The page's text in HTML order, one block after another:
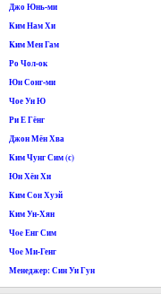
Джо Юнь-ми
Ким Нам Хи
Kим Мен Гам
Ро Чол-ок
Юн Сонг-ми
Чое Ун Ю
Ри Е Гёнг
Джон Мён Хва
Ким Чунг Сим (с)
Юн Хён Хи
Ким Сон Хуэй
Ким Ун-Хян
Чoe Енг Сим
Чoe Mи-Генг
Менеджер: Син Уи Гун